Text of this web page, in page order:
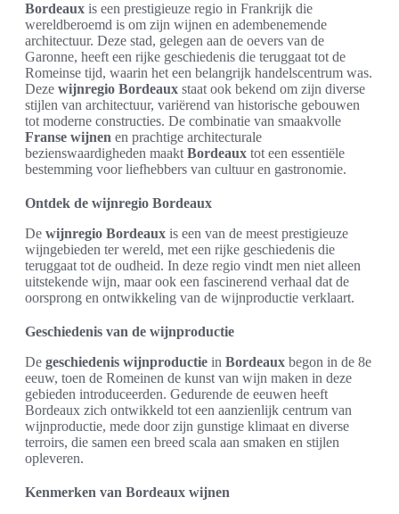
Bordeaux is een prestigieuze regio in Frankrijk die
wereldberoemd is om zijn wijnen en adembenemende
architectuur. Deze stad, gelegen aan de oevers van de
Garonne, heeft een rijke geschiedenis die teruggaat tot de
Romeinse tijd, waarin het een belangrijk handelscentrum was.
Deze wijnregio Bordeaux staat ook bekend om zijn diverse
stijlen van architectuur, variërend van historische gebouwen
tot moderne constructies. De combinatie van smaakvolle
Franse wijnen en prachtige architecturale
bezienswaardigheden maakt Bordeaux tot een essentiële
bestemming voor liefhebbers van cultuur en gastronomie.
Ontdek de wijnregio Bordeaux
De wijnregio Bordeaux is een van de meest prestigieuze
wijngebieden ter wereld, met een rijke geschiedenis die
teruggaat tot de oudheid. In deze regio vindt men niet alleen
uitstekende wijn, maar ook een fascinerend verhaal dat de
oorsprong en ontwikkeling van de wijnproductie verklaart.
Geschiedenis van de wijnproductie
De geschiedenis wijnproductie in Bordeaux begon in de 8e
eeuw, toen de Romeinen de kunst van wijn maken in deze
gebieden introduceerden. Gedurende de eeuwen heeft
Bordeaux zich ontwikkeld tot een aanzienlijk centrum van
wijnproductie, mede door zijn gunstige klimaat en diverse
terroirs, die samen een breed scala aan smaken en stijlen
opleveren.
Kenmerken van Bordeaux wijnen